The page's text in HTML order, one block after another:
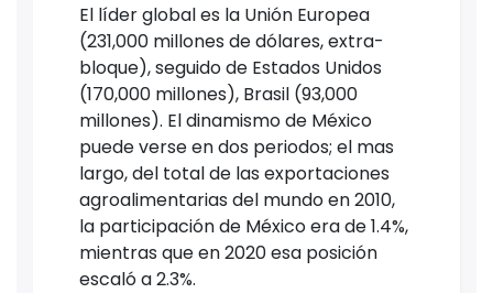
El líder global es la Unión Europea
(231,000 millones de dólares, extra-
bloque), seguido de Estados Unidos
(170,000 millones), Brasil (93,000
millones). El dinamismo de México
puede verse en dos periodos; el mas
largo, del total de las exportaciones
agroalimentarias del mundo en 2010,
la participación de México era de 1.4%,
mientras que en 2020 esa posición
escaló a 2.3%.